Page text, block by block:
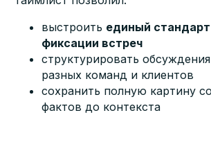
выстроить единый
фиксации встреч
структурировать
разных команд и клиентов
сохранить полную картину
фактов до контекста